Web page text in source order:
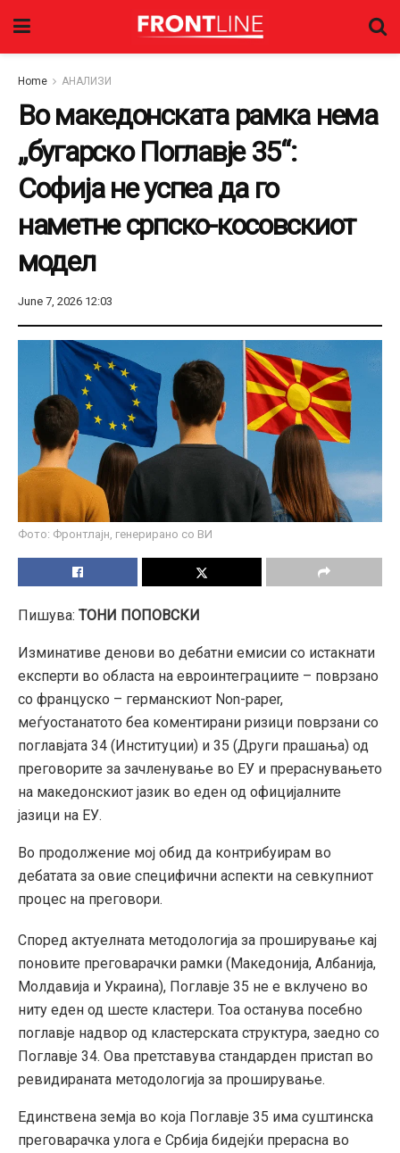
Home АНАЛИЗИ
Во македонската рамка нема
„бугарско Поглавје 35“:
Софија не успеа да го
наметне српско-косовскиот
модел
June 7, 2026 12:03
Фото: Фронтлајн, генерирано со ВИ
Пишува: ТОНИ ПОПОВСКИ
Изминативе денови во дебатни емисии со истакнати
експерти во областа на евроинтеграциите – поврзано
со француско – германскиот Non-paper,
меѓуостанатото беа коментирани ризици поврзани со
поглавјата 34 (Институции) и 35 (Други прашања) од
преговорите за зачленување во ЕУ и прераснувањето
на македонскиот јазик во еден од официјалните
јазици на ЕУ.
Во продолжение мој обид да контрибуирам во
дебатата за овие специфични аспекти на севкупниот
процес на преговори.
Според актуелната методологија за проширување кај
поновите преговарачки рамки (Македонија, Албанија,
Молдавија и Украина), Поглавје 35 не е вклучено во
ниту еден од шесте кластери. Тоа останува посебно
поглавје надвор од кластерската структура, заедно со
Поглавје 34. Ова претставува стандарден пристап во
ревидираната методологија за проширување.
Единствена земја во која Поглавје 35 има суштинска
преговарачка улога е Србија бидејќи прерасна во